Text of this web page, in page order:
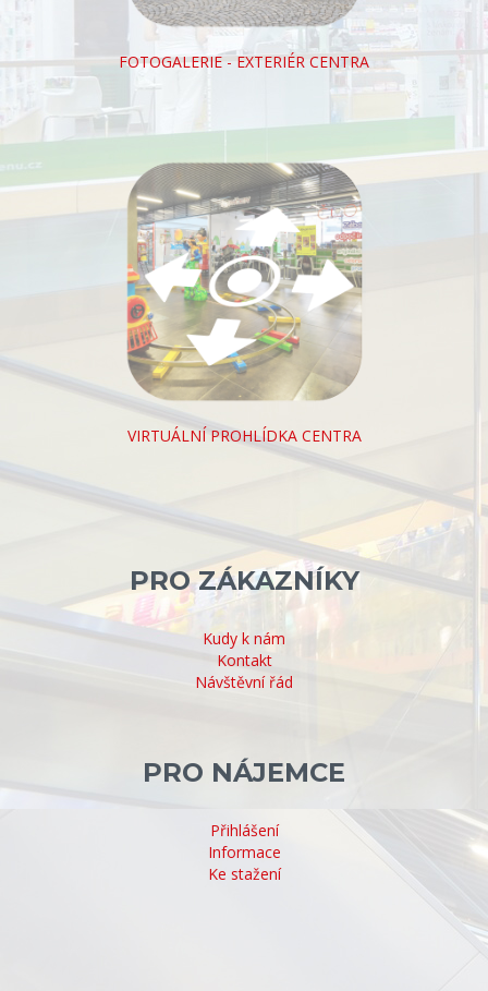
FOTOGALERIE - EXTERIÉR CENTRA
VIRTUÁLNÍ PROHLÍDKA CENTRA
PRO ZÁKAZNÍKY
Kudy k nám
Kontakt
Návštěvní řád
PRO NÁJEMCE
Přihlášení
Informace
Ke stažení